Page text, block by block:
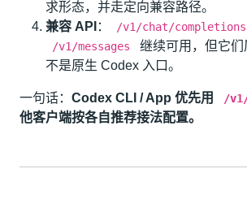
求形态，并走定向兼容路径。
兼容 API ： /v1/chat/completions
/v1/messages
继续可用，但它们
不是原生 Codex 入口。
一句话： Codex CLI / App 优先用 /
他客户端按各自推荐接法配置。